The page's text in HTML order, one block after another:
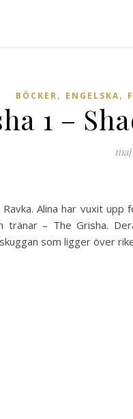
BÖCKER, ENGELSKA,
1 –
maj
Alina har vuxit
– The Grisha.
som ligger över